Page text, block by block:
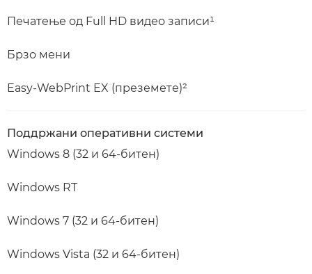
Печатење од Full HD видео записи¹
Брзо мени
Easy-WebPrint EX (преземете)²
Поддржани оперативни системи
Windows 8 (32 и 64-битен)
Windows RT
Windows 7 (32 и 64-битен)
Windows Vista (32 и 64-битен)